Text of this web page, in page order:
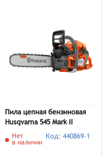
Пила цепная бензиновая
Husqvarna 545 Mark II
Нет
в наличии
Код: 440869-1